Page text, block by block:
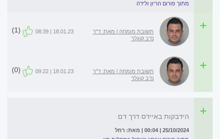
מתוך פורום הריון ולידה
תשובת מומחה | מאת: ד"ר
נדב קוגלר
18.01.23 | 08:39
(1)
תשובת מומחה | מאת: ד"ר
נדב קוגלר
18.01.23 | 09:22
(0)
הידבקות באיידס דרך דם
25/10/2024 | 00:04 | מאת: רחל